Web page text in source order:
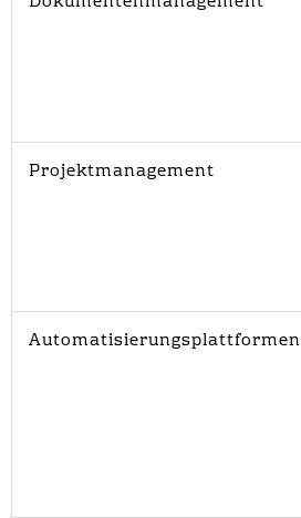
Projektmanagement
Automatisierungsplattformen